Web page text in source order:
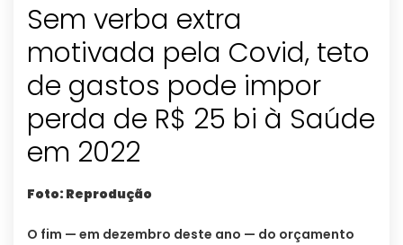
Sem verba extra
motivada pela Covid, teto
de gastos pode impor
perda de R$ 25 bi à Saúde
em 2022
Foto: Reprodução
O fim — em dezembro deste ano — do orçamento